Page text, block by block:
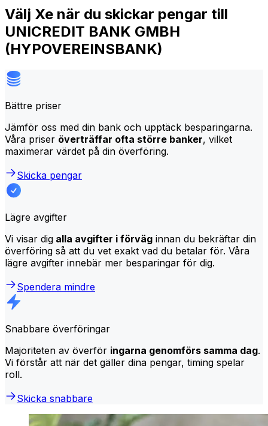
Välj Xe när du skickar pengar till
UNICREDIT BANK GMBH
(HYPOVEREINSBANK)
Bättre priser
Jämför oss med din bank och upptäck besparingarna.
Våra priser överträffar ofta större banker, vilket
maximerar värdet på din överföring.
Skicka pengar
Lägre avgifter
Vi visar dig alla avgifter i förväg innan du bekräftar din
överföring så att du vet exakt vad du betalar för. Våra
lägre avgifter innebär mer besparingar för dig.
Spendera mindre
Snabbare överföringar
Majoriteten av överför ingarna genomförs samma dag.
Vi förstår att när det gäller dina pengar, timing spelar
roll.
Skicka snabbare